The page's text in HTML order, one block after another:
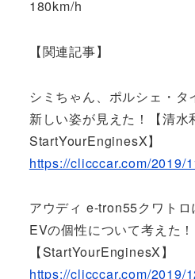
180km/h
【関連記事】
シミちゃん、ポルシェ・
新しい姿が見えた！【清水
StartYourEnginesX】
https://clicccar.com/2019/
アウディ e-tron55クワト
EVの個性について考えた！
【StartYourEnginesX】
https://clicccar.com/2019/